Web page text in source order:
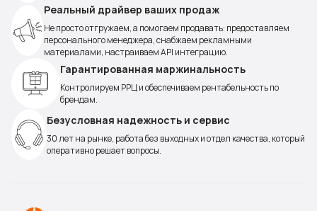
Реальный драйвер ваших продаж
Не просто отгружаем, а помогаем продавать: предоставляем
персонального менеджера, снабжаем рекламными
материалами, настраиваем API интеграцию.
Гарантированная маржинальность
Контролируем РРЦ и обеспечиваем рентабельность по
брендам.
Безусловная надежность и сервис
30 лет на рынке, работа без выходных и отдел качества, который
оперативно решает вопросы.